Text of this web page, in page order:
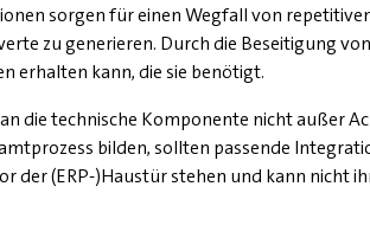
sorgen für einen Wegfall von
zu generieren. Durch die Beseitigung
erhalten kann, die sie benötigt.
die technische Komponente nicht außer
bilden, sollten passende
der (ERP-)Haustür stehen und kann nicht